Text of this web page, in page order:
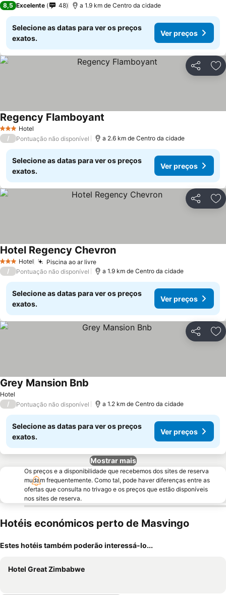
8,5 Excelente 48 a 1.9 km de Centro da cidade
Selecione as datas para ver os preços
exatos.
Ver preços
Partilhar
3 EstrelasHotel
Regency Flamboyant
/ Pontuação não disponível a 2.6 km de Centro da cidade
Selecione as datas para ver os preços
exatos.
Ver preços
Partilhar
3 EstrelasHotel Piscina ao ar livreVer preços
Hotel Regency ChevronVer preços
/ Pontuação não disponível a 1.9 km de Centro da cidade
Selecione as datas para ver os preços
exatos.
Ver preços
Partilhar
Hotel
Grey Mansion Bnb
/ Pontuação não disponível a 1.2 km de Centro da cidade
Selecione as datas para ver os preços
exatos.
Ver preços
Mostrar mais
Os preços e a disponibilidade que recebemos dos sites de reserva
mudam frequentemente. Como tal, pode haver diferenças entre as
ofertas que consulta no trivago e os preços que estão disponíveis
nos sites de reserva.
Hotéis económicos perto de Masvingo
Estes hotéis também poderão interessá-lo...
Hotel Great Zimbabwe